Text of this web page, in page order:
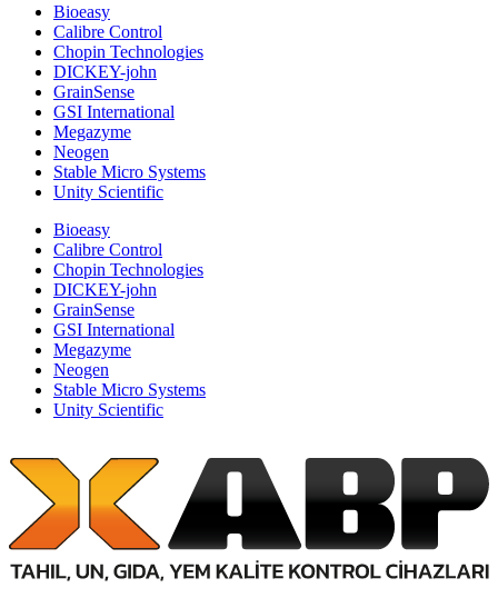
Bioeasy
Calibre Control
Chopin Technologies
DICKEY-john
GrainSense
GSI International
Megazyme
Neogen
Stable Micro Systems
Unity Scientific
Bioeasy
Calibre Control
Chopin Technologies
DICKEY-john
GrainSense
GSI International
Megazyme
Neogen
Stable Micro Systems
Unity Scientific